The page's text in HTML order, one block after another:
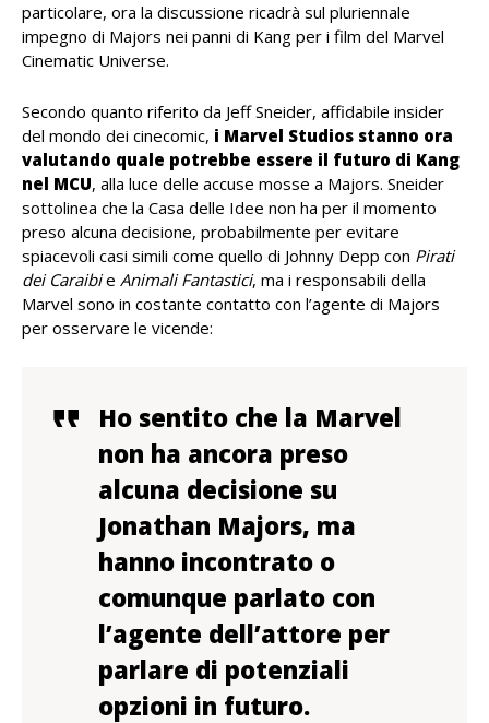
particolare, ora la discussione ricadrà sul pluriennale
impegno di Majors nei panni di Kang per i film del Marvel
Cinematic Universe.
Secondo quanto riferito da Jeff Sneider, affidabile insider
del mondo dei cinecomic, i Marvel Studios stanno ora
valutando quale potrebbe essere il futuro di Kang
nel MCU, alla luce delle accuse mosse a Majors. Sneider
sottolinea che la Casa delle Idee non ha per il momento
preso alcuna decisione, probabilmente per evitare
spiacevoli casi simili come quello di Johnny Depp con Pirati
dei Caraibie Animali Fantastici, ma i responsabili della
Marvel sono in costante contatto con l’agente di Majors
per osservare le vicende:
Ho sentito che la Marvel
non ha ancora preso
alcuna decisione su
Jonathan Majors, ma
hanno incontrato o
comunque parlato con
l’agente dell’attore per
parlare di potenziali
opzioni in futuro.